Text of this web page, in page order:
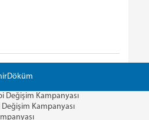
Değişim Kampanyası
Kampanyası